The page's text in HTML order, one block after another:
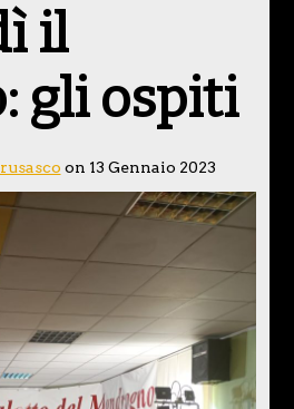
il
gli ospiti
on 13 Gennaio 2023